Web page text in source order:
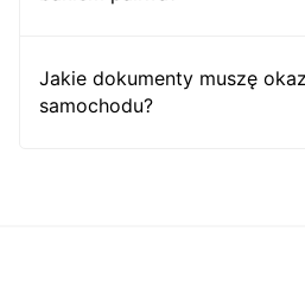
Jakie dokumenty muszę
samochodu?